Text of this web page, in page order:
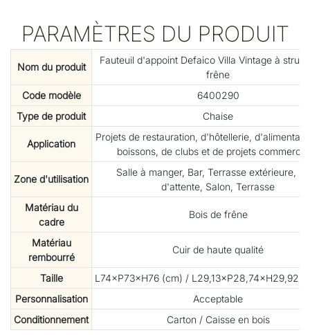
PARAMÈTRES DU PRODUIT
Nom du produit
Fauteuil d'appoint Defaico Villa Vintage à
frêne
Code modèle
6400290
Type de produit
Chaise
Application
Projets de restauration, d'hôtellerie,
boissons, de clubs et de projets
Zone d'utilisation
Salle à manger, Bar, Terrasse extérieure,
d'attente, Salon, Terrasse
Matériau du
cadre
Bois de frêne
Matériau
rembourré
Cuir de haute qualité
Taille
L74×P73×H76 (cm) / L29,13×P28,74×H29,92
Personnalisation
Acceptable
Conditionnement
Carton / Caisse en bois